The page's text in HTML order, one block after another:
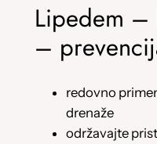
Lipedem –
–
redovno
drenaže
održavajte